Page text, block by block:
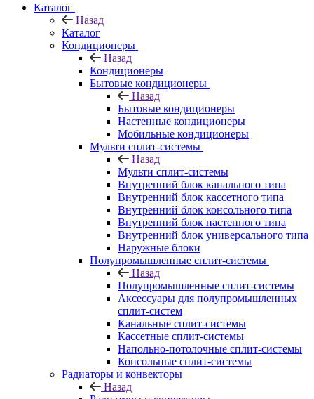
Каталог
Назад
Каталог
Кондиционеры
Назад
Кондиционеры
Бытовые кондиционеры
Назад
Бытовые кондиционеры
Настенные кондиционеры
Мобильные кондиционеры
Мульти сплит-системы
Назад
Мульти сплит-системы
Внутренний блок канального типа
Внутренний блок кассетного типа
Внутренний блок консольного типа
Внутренний блок настенного типа
Внутренний блок универсального типа
Наружные блоки
Полупромышленные сплит-системы
Назад
Полупромышленные сплит-системы
Аксессуары для полупромышленных
сплит-систем
Канальные сплит-системы
Кассетные сплит-системы
Напольно-потолочные сплит-системы
Консольные сплит-системы
Радиаторы и конвекторы
Назад